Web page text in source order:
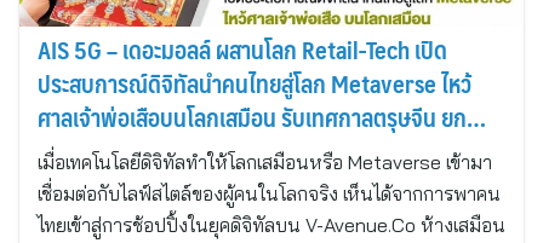
AIS 5G – เดอะมอลล์ ผสานโลก Retail-Tech เปิด
ประสบการณ์ดิจิทัลนำคนไทยสู่โลก Metaverse ไหว้
ศาลเจ้าพ่อเสือบนโลกเสมือน รับเทศกาลตรุษจีน ยก
ระดับประสบการณ์ช้อปปิ้งสุดล้ำ
เมื่อเทคโนโลยีดิจิทัลทำให้โลกเสมือนหรือ Metaverse เข้ามา
เชื่อมต่อกับไลฟ์สไตล์ของผู้คนในโลกจริง เห็นได้จากการพาคน
ไทยเข้าสู่การช้อปปิ้งในยุคดิจิทัลบน V-Avenue.Co ห้างเสมือน